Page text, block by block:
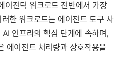
이전틱 워크로드 전반에서 가장
한 워크로드는 에이전트 도구 사
인프라의 핵심 단계에 속하며,
에이전트 처리량과 상호작용을